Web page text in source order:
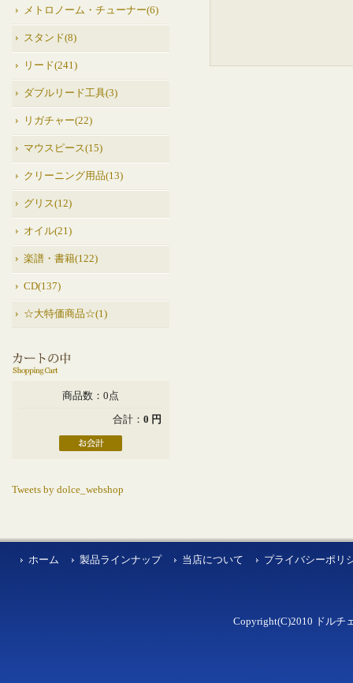
メトロノーム・チューナー(6)
スタンド(8)
リード(241)
ダブルリード工具(3)
リガチャー(22)
マウスピース(15)
クリーニング用品(13)
グリス(12)
オイル(21)
楽譜・書籍(122)
CD(137)
☆大特価商品☆(1)
商品数：0点
合計： 0 円
Tweets by dolce_webshop
ホーム 製品ラインナップ 当店について プライバシーポリ
Copyright(C)2010 ドルチ